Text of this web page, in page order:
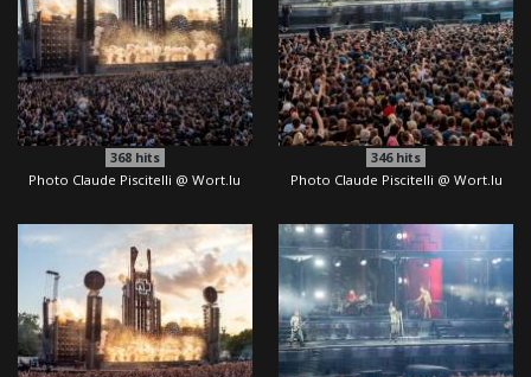
368hits
Photo Claude Piscitelli @ Wort.lu
346hits
Photo Claude Piscitelli @ Wort.lu